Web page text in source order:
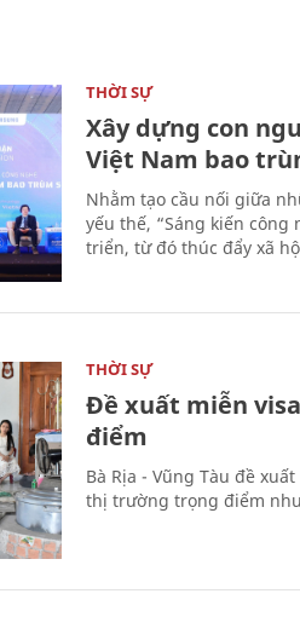
THỜI SỰ
Xây dựng con
Việt Nam bao
Nhằm tạo cầu nối giữa
yếu thế, “Sáng kiến
triển, từ đó thúc đẩy xã
THỜI SỰ
Đề xuất miễn
điểm
Bà Rịa - Vũng Tàu đề
thị trường trọng điểm